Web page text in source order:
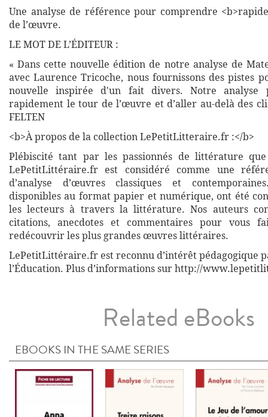
Une analyse de référence pour comprendre
de l’œuvre.
LE MOT DE L’ÉDITEUR :
« Dans cette nouvelle édition de notre analyse de
avec Laurence Tricoche, nous fournissons des pistes
nouvelle inspirée d'un fait divers. Notre analyse
rapidement le tour de l’œuvre et d’aller au-delà des
FELTEN
<b>À propos de la collection LePetitLitteraire.fr :</b>
Plébiscité tant par les passionnés de littérature
LePetitLittéraire.fr est considéré comme une
d’analyse d’œuvres classiques et
disponibles au format papier et numérique, ont été
les lecteurs à travers la littérature. Nos auteurs
citations, anecdotes et commentaires pour vous
redécouvrir les plus grandes œuvres littéraires.
LePetitLittéraire.fr est reconnu d’intérêt pédagogique
l’Éducation. Plus d’informations sur http://
Related eBooks
EBOOKS IN THE SAME SERIES